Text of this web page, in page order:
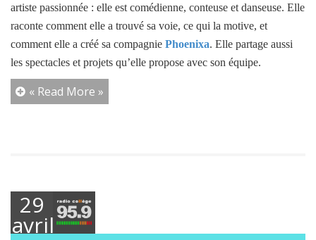
artiste passionnée : elle est comédienne, conteuse et danseuse. Elle
raconte comment elle a trouvé sa voie, ce qui la motive, et
comment elle a créé sa compagnie Phoenixa. Elle partage aussi
les spectacles et projets qu’elle propose avec son équipe.
« Read More »
29
avril